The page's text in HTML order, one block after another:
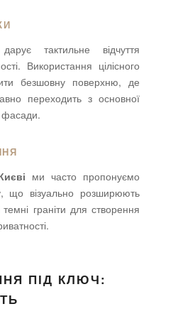
тактильне відчуття
Використання цілісного
безшовну поверхню, де
переходить з основної
ми часто пропонуємо
що візуально розширюють
граніти для створення
ПІД КЛЮЧ: